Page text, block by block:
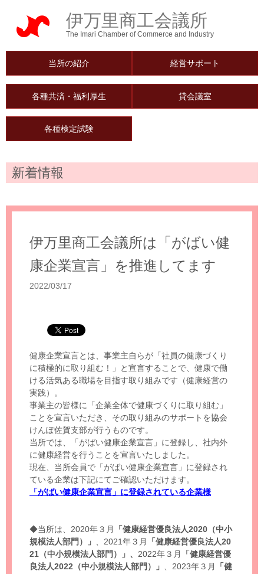
伊万里商工会議所
The Imari Chamber of Commerce and Industry
当所の紹介 経営サポート
各種共済・福利厚生 貸会議室
各種検定試験
新着情報
伊万里商工会議所は「がばい健
康企業宣言」を推進してます
2022/03/17
健康企業宣言とは、事業主自らが「社員の健康づくり
に積極的に取り組む！」と宣言することで、健康で働
ける活気ある職場を目指す取り組みです（健康経営の
実践）。
事業主の皆様に「企業全体で健康づくりに取り組む」
ことを宣言いただき、その取り組みのサポートを協会
けんぽ佐賀支部が行うものです。
当所では、「がばい健康企業宣言」に登録し、社内外
に健康経営を行うことを宣言いたしました。
現在、当所会員で「がばい健康企業宣言」に登録され
ている企業は下記にてご確認いただけます。
「がばい健康企業宣言」に登録されている企業様
◆当所は、2020年３月
「健康経営優良法人2020（中小
規模法人部門）」 、2021年３月
「健康経営優良法人20
21（中小規模法人部門）」、 2022年３月
「健康経営優
良法人2022（中小規模法人部門）」 、2023年３月
「健